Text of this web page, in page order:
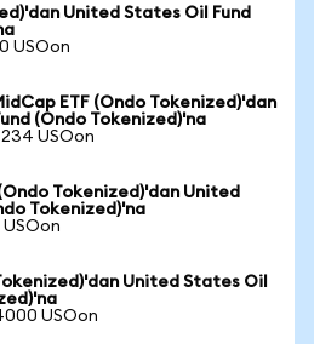
United States Oil Fund
USOon
ETF (Ondo Tokenized)'dan
(Ondo Tokenized)'na
USOon
Tokenized)'dan United
Tokenized)'na
USOon
United States Oil
USOon